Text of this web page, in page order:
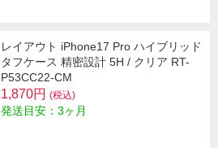
レイアウト iPhone17 Pro ハイブリッド
タフケース 精密設計 5H / クリア RT-
P53CC22-CM
1,870円 (税込)
発送目安：3ヶ月